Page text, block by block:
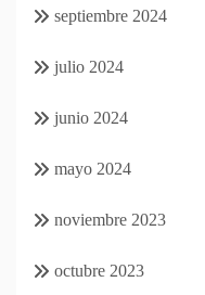
septiembre 2024
julio 2024
junio 2024
mayo 2024
noviembre 2023
octubre 2023